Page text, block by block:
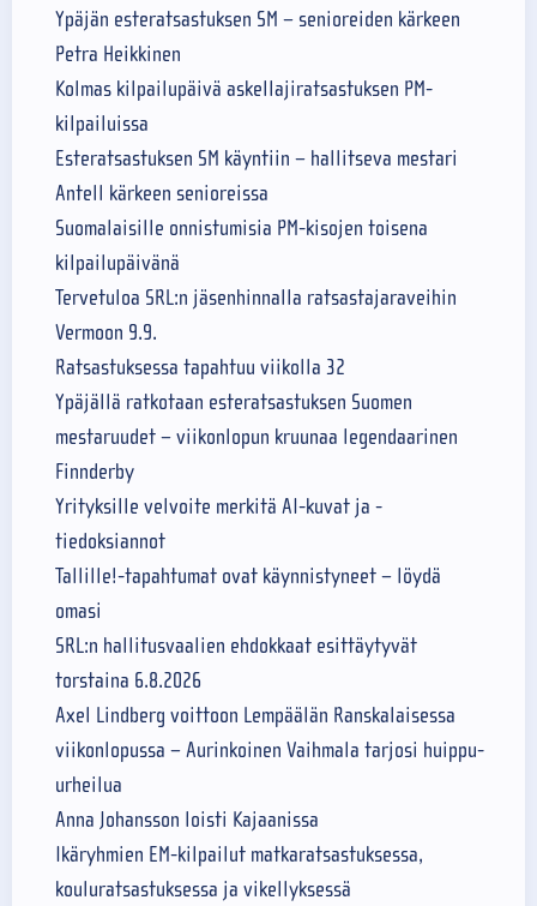
Ypäjän esteratsastuksen SM – senioreiden kärkeen
Petra Heikkinen
Kolmas kilpailupäivä askellajiratsastuksen PM-
kilpailuissa
Esteratsastuksen SM käyntiin – hallitseva mestari
Antell kärkeen senioreissa
Suomalaisille onnistumisia PM-kisojen toisena
kilpailupäivänä
Tervetuloa SRL:n jäsenhinnalla ratsastajaraveihin
Vermoon 9.9.
Ratsastuksessa tapahtuu viikolla 32
Ypäjällä ratkotaan esteratsastuksen Suomen
mestaruudet – viikonlopun kruunaa legendaarinen
Finnderby
Yrityksille velvoite merkitä AI-kuvat ja -
tiedoksiannot
Tallille!-tapahtumat ovat käynnistyneet – löydä
omasi
SRL:n hallitusvaalien ehdokkaat esittäytyvät
torstaina 6.8.2026
Axel Lindberg voittoon Lempäälän Ranskalaisessa
viikonlopussa – Aurinkoinen Vaihmala tarjosi huippu-
urheilua
Anna Johansson loisti Kajaanissa
Ikäryhmien EM-kilpailut matkaratsastuksessa,
kouluratsastuksessa ja vikellyksessä